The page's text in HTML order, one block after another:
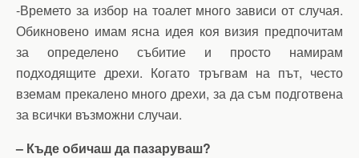
-Времето за избор на тоалет много зависи от случая.
Обикновено имам ясна идея коя визия предпочитам
за определено събитие и просто намирам
подходящите дрехи. Когато тръгвам на път, често
вземам прекалено много дрехи, за да съм подготвена
за всички възможни случаи.
– Къде обичаш да пазаруваш?